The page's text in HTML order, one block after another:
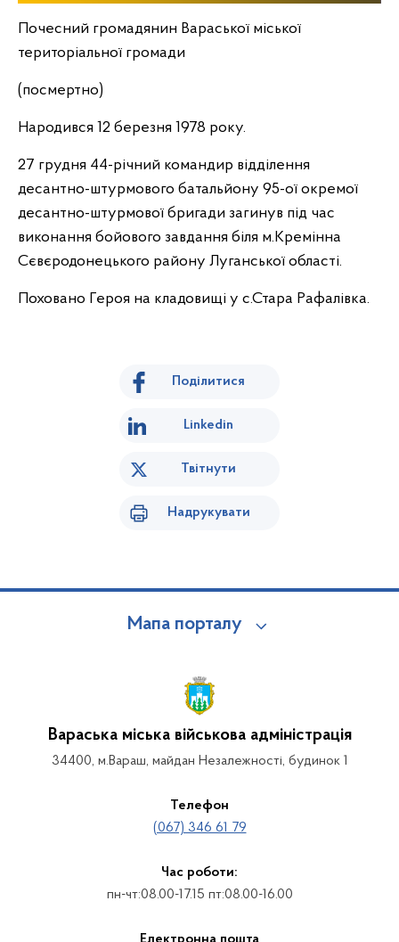
Почесний громадянин Вараської міської
територіальної громади
(посмертно)
Народився 12 березня 1978 року.
27 грудня 44-річний командир відділення
десантно-штурмового батальйону 95-ої окремої
десантно-штурмової бригади загинув під час
виконання бойового завдання біля м.Кремінна
Сєвєродонецького району Луганської області.
Поховано Героя на кладовищі у с.Стара Рафалівка.
Поділитися
Linkedin
Твітнути
Надрукувати
Мапа порталу
Вараська міська військова адміністрація
34400, м.Вараш, майдан Незалежності, будинок 1
Телефон
(067) 346 61 79
Час роботи:
пн-чт:08.00-17.15 пт:08.00-16.00